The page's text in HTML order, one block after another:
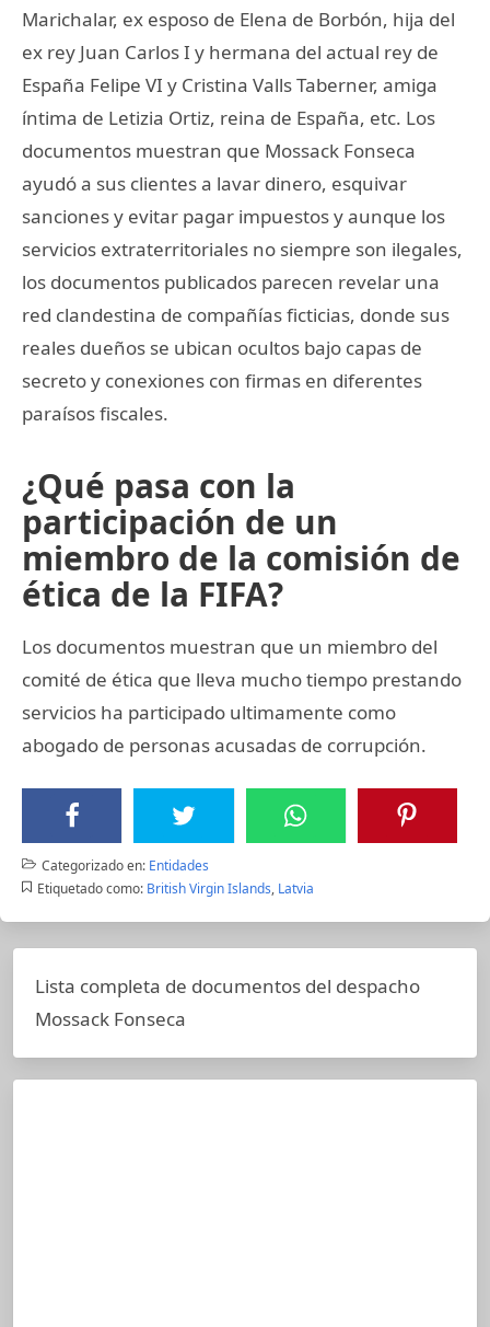
Marichalar, ex esposo de Elena de Borbón, hija del
ex rey Juan Carlos I y hermana del actual rey de
España Felipe VI y Cristina Valls Taberner, amiga
íntima de Letizia Ortiz, reina de España, etc. Los
documentos muestran que Mossack Fonseca
ayudó a sus clientes a lavar dinero, esquivar
sanciones y evitar pagar impuestos y aunque los
servicios extraterritoriales no siempre son ilegales,
los documentos publicados parecen revelar una
red clandestina de compañías ficticias, donde sus
reales dueños se ubican ocultos bajo capas de
secreto y conexiones con firmas en diferentes
paraísos fiscales.
¿Qué pasa con la
participación de un
miembro de la comisión de
ética de la FIFA?
Los documentos muestran que un miembro del
comité de ética que lleva mucho tiempo prestando
servicios ha participado ultimamente como
abogado de personas acusadas de corrupción.
Categorizado en: Entidades
Etiquetado como: British Virgin Islands, Latvia
Lista completa de documentos del despacho
Mossack Fonseca